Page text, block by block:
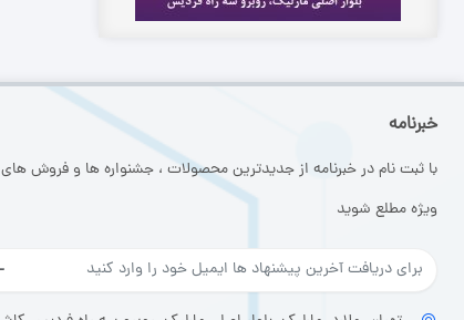
خبرنامه
با ثبت نام در خبرنامه از جدیدترین محصولات ، جشنواره ها و فروش های
ویژه مطلع شوید